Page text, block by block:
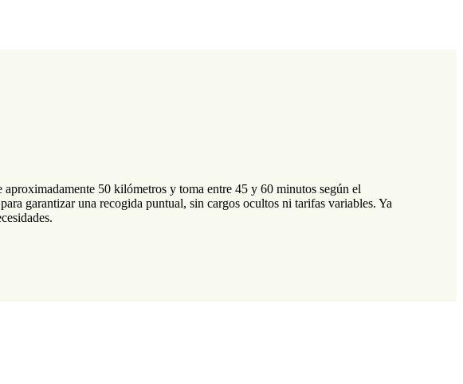
50 kilómetros y toma entre 45 y 60 minutos según el
garantizar una recogida puntual, sin cargos ocultos ni tarifas variables. Ya